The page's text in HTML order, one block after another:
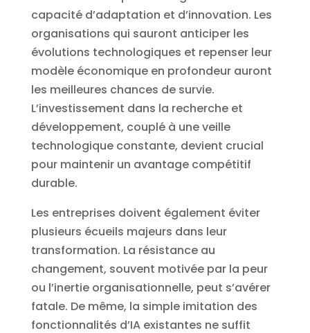
capacité d’adaptation et d’innovation. Les
organisations qui sauront anticiper les
évolutions technologiques et repenser leur
modèle économique en profondeur auront
les meilleures chances de survie.
L’investissement dans la recherche et
développement, couplé à une veille
technologique constante, devient crucial
pour maintenir un avantage compétitif
durable.
Les entreprises doivent également éviter
plusieurs écueils majeurs dans leur
transformation. La résistance au
changement, souvent motivée par la peur
ou l’inertie organisationnelle, peut s’avérer
fatale. De même, la simple imitation des
fonctionnalités d’IA existantes ne suffit